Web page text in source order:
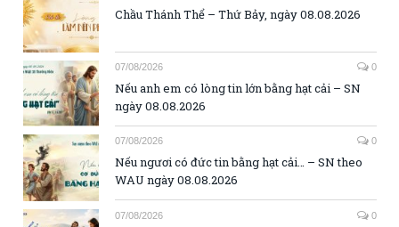
Chầu Thánh Thể – Thứ Bảy, ngày 08.08.2026
07/08/2026 0
Nếu anh em có lòng tin lớn bằng hạt cải – SN
ngày 08.08.2026
07/08/2026 0
Nếu ngươi có đức tin bằng hạt cải… – SN theo
WAU ngày 08.08.2026
07/08/2026 0